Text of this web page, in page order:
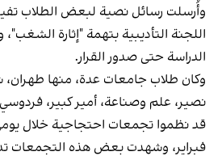
وأُرسلت رسائل نصية لبعض الطلاب
اللجنة التأديبية بتهمة "إثارة
الدراسة حتى صدور القرار.
وكان طلاب جامعات عدة، منها
نصير، علم وصناعة، أمير كبير،
فبراير، وشهدت بعض هذه التجمعات